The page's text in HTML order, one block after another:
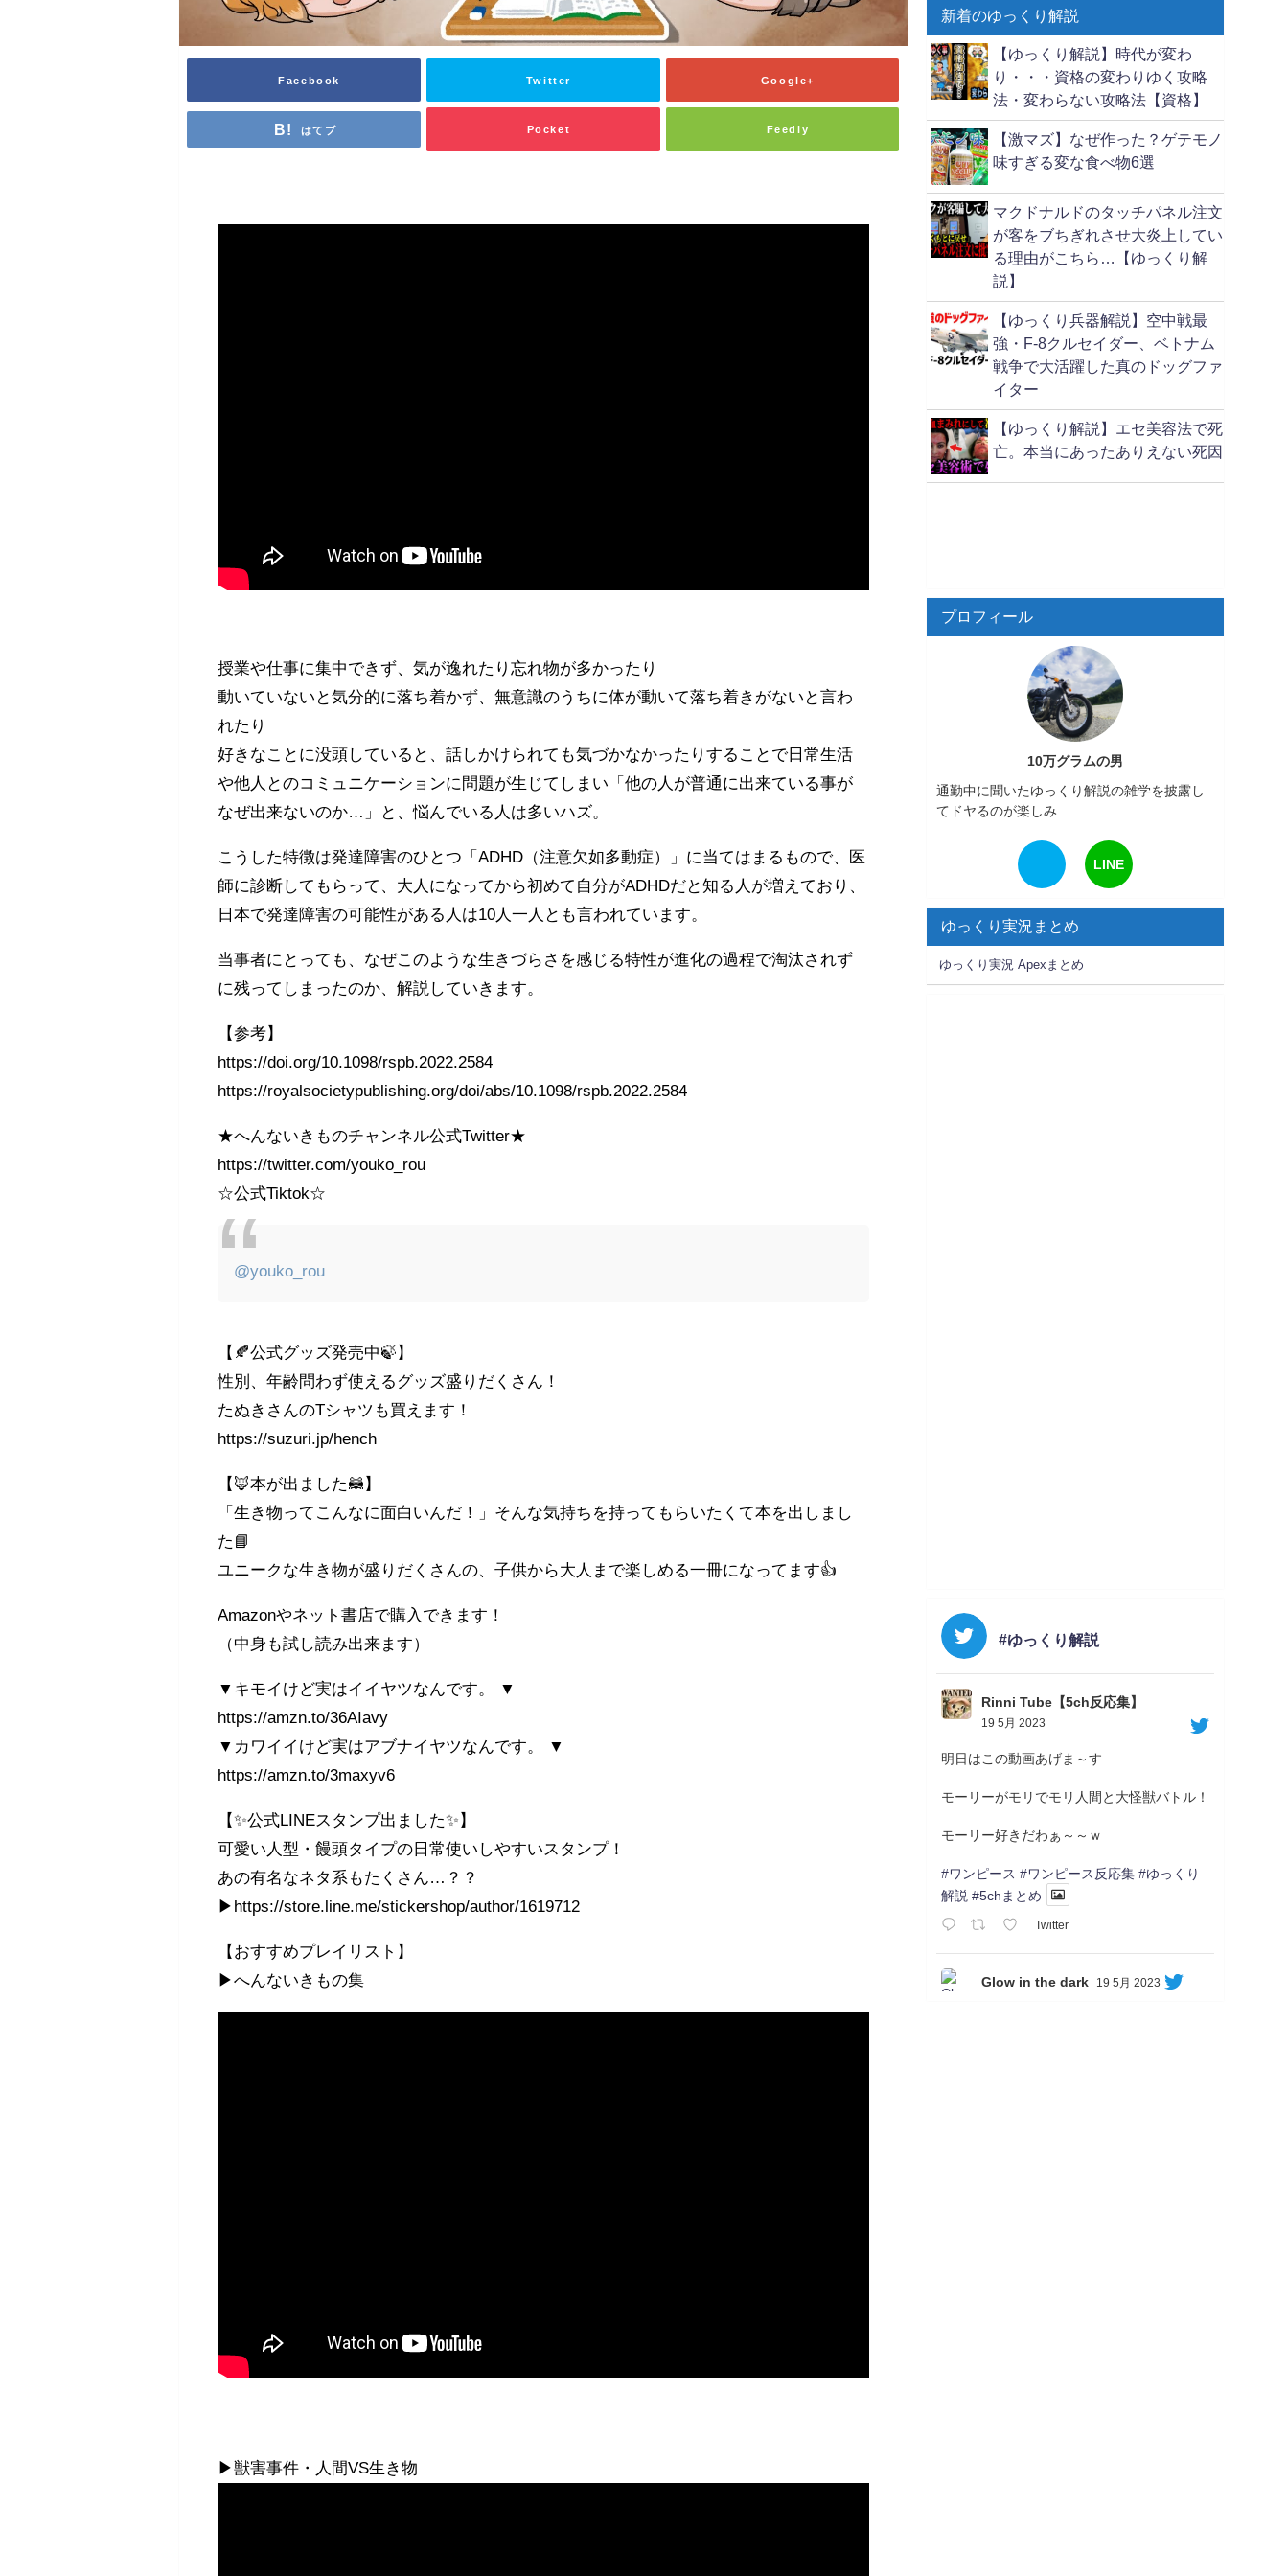
Facebook Twitter Google+
はてブ Pocket Feedly
授業や仕事に集中できず、気が逸れたり忘れ物が多かったり
動いていないと気分的に落ち着かず、無意識のうちに体が動いて落ち着きがないと言わ
れたり
好きなことに没頭していると、話しかけられても気づかなかったりすることで日常生活
や他人とのコミュニケーションに問題が生じてしまい「他の人が普通に出来ている事が
なぜ出来ないのか…」と、悩んでいる人は多いハズ。
こうした特徴は発達障害のひとつ「ADHD（注意欠如多動症）」に当てはまるもので、医
師に診断してもらって、大人になってから初めて自分がADHDだと知る人が増えており、
日本で発達障害の可能性がある人は10人一人とも言われています。
当事者にとっても、なぜこのような生きづらさを感じる特性が進化の過程で淘汰されず
に残ってしまったのか、解説していきます。
【参考】
https://doi.org/10.1098/rspb.2022.2584
https://royalsocietypublishing.org/doi/abs/10.1098/rspb.2022.2584
★へんないきものチャンネル公式Twitter★
https://twitter.com/youko_rou
☆公式Tiktok☆
@youko_rou
【🍂公式グッズ発売中🍃】
性別、年齢問わず使えるグッズ盛りだくさん！
たぬきさんのTシャツも買えます！
https://suzuri.jp/hench
【🦊本が出ました🦝】
「生き物ってこんなに面白いんだ！」そんな気持ちを持ってもらいたくて本を出しまし
た📘
ユニークな生き物が盛りだくさんの、子供から大人まで楽しめる一冊になってます👍
Amazonやネット書店で購入できます！
（中身も試し読み出来ます）
▼キモイけど実はイイヤツなんです。 ▼
https://amzn.to/36AIavy
▼カワイイけど実はアブナイヤツなんです。 ▼
https://amzn.to/3maxyv6
【✨公式LINEスタンプ出ました✨】
可愛い人型・饅頭タイプの日常使いしやすいスタンプ！
あの有名なネタ系もたくさん…？？
▶https://store.line.me/stickershop/author/1619712
【おすすめプレイリスト】
▶へんないきもの集
▶獣害事件・人間VS生き物
新着のゆっくり解説
【ゆっくり解説】時代が変わ
り・・・資格の変わりゆく攻略
法・変わらない攻略法【資格】
【激マズ】なぜ作った？ゲテモノ
味すぎる変な食べ物6選
マクドナルドのタッチパネル注文
が客をブちぎれさせ大炎上してい
る理由がこちら…【ゆっくり解
説】
【ゆっくり兵器解説】空中戦最
強・F-8クルセイダー、ベトナム
戦争で大活躍した真のドッグファ
イター
【ゆっくり解説】エセ美容法で死
亡。本当にあったありえない死因
プロフィール
10万グラムの男
通勤中に聞いたゆっくり解説の雑学を披露し
てドヤるのが楽しみ
LINE
ゆっくり実況まとめ
ゆっくり実況 Apexまとめ
#ゆっくり解説
Rinni Tube【5ch反応集】
19 5月 2023
明日はこの動画あげま～す
モーリーがモリでモリ人間と大怪獣バトル！
モーリー好きだわぁ～～ｗ
#ワンピース #ワンピース反応集 #ゆっくり
解説 #5chまとめ
Twitter
Glow in the dark 19 5月 2023